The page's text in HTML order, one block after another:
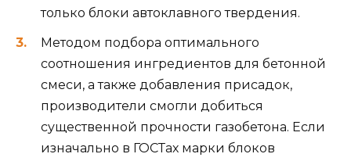
только блоки автоклавного твердения.
Методом подбора оптимального
соотношения ингредиентов для бетонной
смеси, а также добавления присадок,
производители смогли добиться
существенной прочности газобетона. Если
изначально в ГОСТах марки блоков